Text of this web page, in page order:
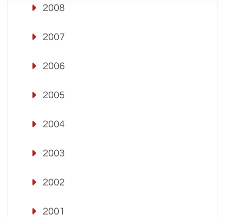
2008
2007
2006
2005
2004
2003
2002
2001